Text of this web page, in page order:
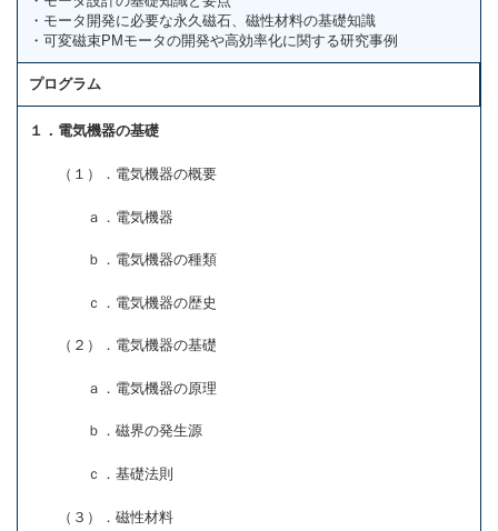
・モータ開発に必要な永久磁石、磁性材料の基礎知識
・可変磁束PMモータの開発や高効率化に関する研究事例
プログラム
１．電気機器の基礎
（１）．電気機器の概要
ａ．電気機器
ｂ．電気機器の種類
ｃ．電気機器の歴史
（２）．電気機器の基礎
ａ．電気機器の原理
ｂ．磁界の発生源
ｃ．基礎法則
（３）．磁性材料